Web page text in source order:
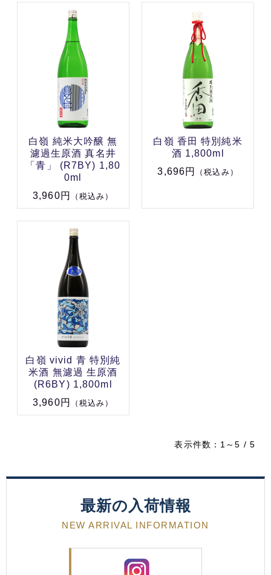
白嶺 純米大吟醸 無
濾過生原酒 真名井
「青」 (R7BY) 1,80
0ml
3,960円
（税込み）
白嶺 香田 特別純米
酒 1,800ml
3,696円
（税込み）
白嶺 vivid 青 特別純
米酒 無濾過 生原酒
(R6BY) 1,800ml
3,960円
（税込み）
表示件数：1～5 / 5
最新の入荷情報
NEW ARRIVAL INFORMATION